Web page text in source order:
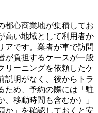
都心商業地が集積してお
高い地域として利用者か
アです。業者が車で訪問
が負担するケースが一般
リーニングを依頼したケ
説明がなく、後からトラ
ため、予約の際には「駐
移動時間も含むか）」
か」を確認しておくと安